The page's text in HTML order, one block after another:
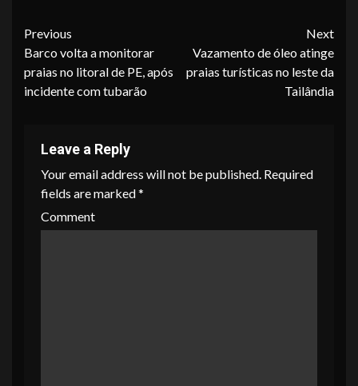
Continue
Reading
Previous
Barco volta a monitorar
praias no litoral de PE, após
incidente com tubarão
Next
Vazamento de óleo atinge
praias turísticas no leste da
Tailândia
Leave a Reply
Your email address will not be published. Required
fields are marked*
Comment